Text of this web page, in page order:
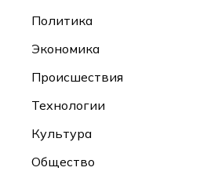
Политика
Экономика
Происшествия
Технологии
Культура
Общество